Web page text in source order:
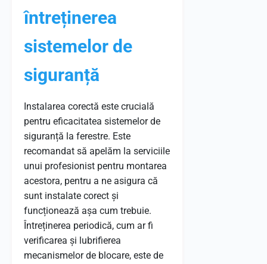
întreținerea
sistemelor de
siguranță
Instalarea corectă este crucială
pentru eficacitatea sistemelor de
siguranță la ferestre. Este
recomandat să apelăm la serviciile
unui profesionist pentru montarea
acestora, pentru a ne asigura că
sunt instalate corect și
funcționează așa cum trebuie.
Întreținerea periodică, cum ar fi
verificarea și lubrifierea
mecanismelor de blocare, este de